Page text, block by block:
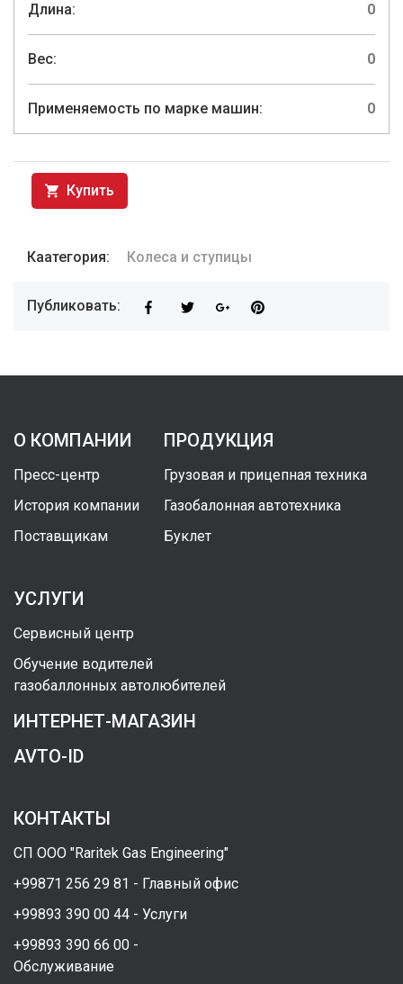
Длина: 0
Вес: 0
Применяемость по марке машин: 0
Купить
Каатегория: Колеса и ступицы
Публиковать:
О КОМПАНИИ
Пресс-центр
История компании
Поставщикам
ПРОДУКЦИЯ
Грузовая и прицепная техника
Газобалонная автотехника
Буклет
УСЛУГИ
Сервисный центр
Обучение водителей
газобаллонных автолюбителей
ИНТЕРНЕТ-МАГАЗИН
AVTO-ID
КОНТАКТЫ
СП ООО "Raritek Gas Engineering"
+99871 256 29 81 - Главный офис
+99893 390 00 44 - Услуги
+99893 390 66 00 -
Обслуживание